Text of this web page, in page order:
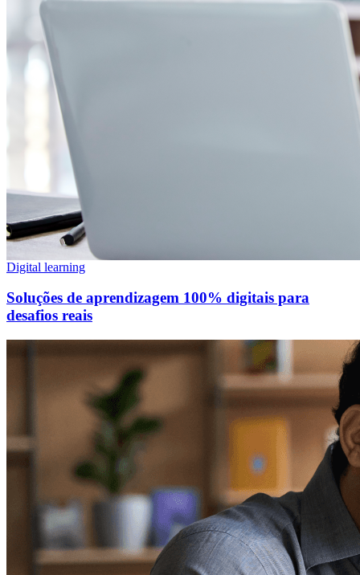
Digital learning
Soluções de aprendizagem 100% digitais para
desafios reais